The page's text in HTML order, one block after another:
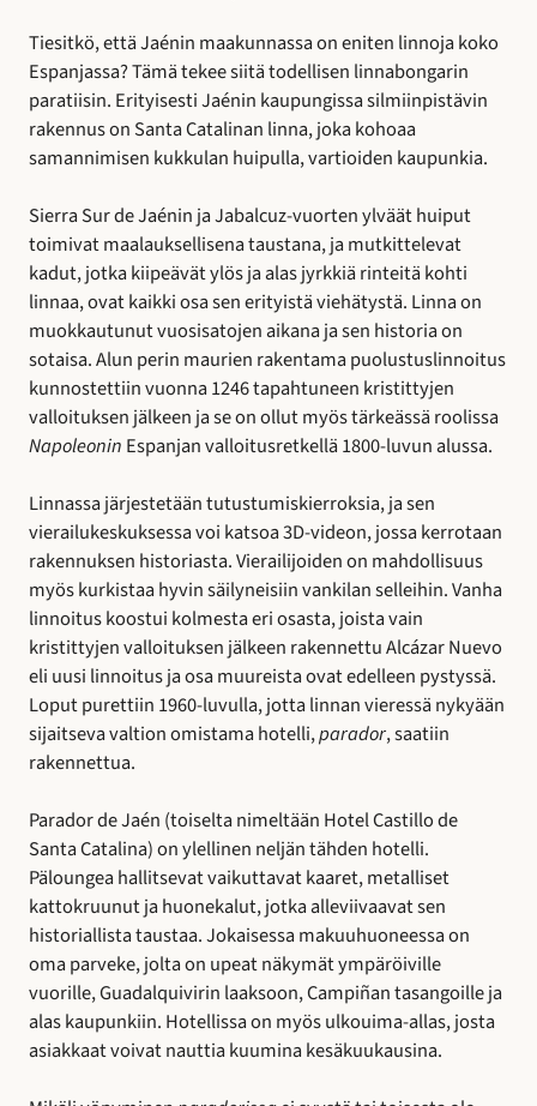
Tiesitkö, että Jaénin maakunnassa on eniten linnoja koko
Espanjassa? Tämä tekee siitä todellisen linnabongarin
paratiisin. Erityisesti Jaénin kaupungissa silmiinpistävin
rakennus on Santa Catalinan linna, joka kohoaa
samannimisen kukkulan huipulla, vartioiden kaupunkia.
Sierra Sur de Jaénin ja Jabalcuz-vuorten ylväät huiput
toimivat maalauksellisena taustana, ja mutkittelevat
kadut, jotka kiipeävät ylös ja alas jyrkkiä rinteitä kohti
linnaa, ovat kaikki osa sen erityistä viehätystä. Linna on
muokkautunut vuosisatojen aikana ja sen historia on
sotaisa. Alun perin maurien rakentama puolustuslinnoitus
kunnostettiin vuonna 1246 tapahtuneen kristittyjen
valloituksen jälkeen ja se on ollut myös tärkeässä roolissa
Napoleonin Espanjan valloitusretkellä 1800-luvun alussa.
Linnassa järjestetään tutustumiskierroksia, ja sen
vierailukeskuksessa voi katsoa 3D-videon, jossa kerrotaan
rakennuksen historiasta. Vierailijoiden on mahdollisuus
myös kurkistaa hyvin säilyneisiin vankilan selleihin. Vanha
linnoitus koostui kolmesta eri osasta, joista vain
kristittyjen valloituksen jälkeen rakennettu Alcázar Nuevo
eli uusi linnoitus ja osa muureista ovat edelleen pystyssä.
Loput purettiin 1960-luvulla, jotta linnan vieressä nykyään
sijaitseva valtion omistama hotelli,parador, saatiin
rakennettua.
Parador de Jaén (toiselta nimeltään Hotel Castillo de
Santa Catalina) on ylellinen neljän tähden hotelli.
Päloungea hallitsevat vaikuttavat kaaret, metalliset
kattokruunut ja huonekalut, jotka alleviivaavat sen
historiallista taustaa. Jokaisessa makuuhuoneessa on
oma parveke, jolta on upeat näkymät ympäröiville
vuorille, Guadalquivirin laaksoon, Campiñan tasangoille ja
alas kaupunkiin. Hotellissa on myös ulkouima-allas, josta
asiakkaat voivat nauttia kuumina kesäkuukausina.